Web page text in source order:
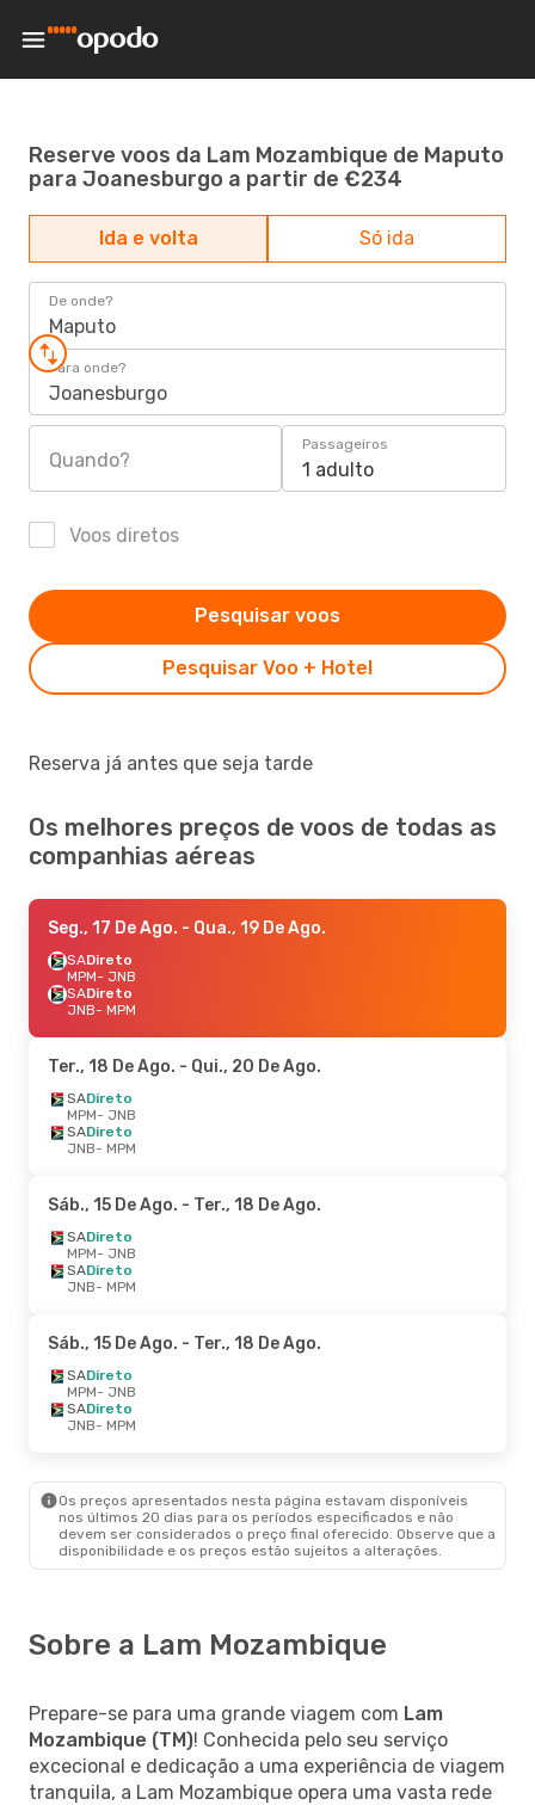
Reserve voos da Lam Mozambique de Maputo
para Joanesburgo a partir de €234
Ida e volta Só ida
De onde?
Maputo
Para onde?
Joanesburgo
Quando?
Passageiros
1 adulto
Voos diretos
Pesquisar Voo + Hotel
Pesquisar voos
Reserva já antes que seja tarde
Os melhores preços de voos de todas as
companhias aéreas
Seg., 17 De Ago. - Qua., 19 De Ago.
SADireto
MPM- JNB
SADireto
JNB- MPM
Ter., 18 De Ago. - Qui., 20 De Ago.
SADireto
MPM- JNB
SADireto
JNB- MPM
Sáb., 15 De Ago. - Ter., 18 De Ago.
SADireto
MPM- JNB
SADireto
JNB- MPM
Sáb., 15 De Ago. - Ter., 18 De Ago.
SADireto
MPM- JNB
SADireto
JNB- MPM
Os preços apresentados nesta página estavam disponíveis
nos últimos 20 dias para os períodos especificados e não
devem ser considerados o preço final oferecido. Observe que a
disponibilidade e os preços estão sujeitos a alterações.
Sobre a Lam Mozambique
Prepare-se para uma grande viagem com Lam
Mozambique (TM)! Conhecida pelo seu serviço
excecional e dedicação a uma experiência de viagem
tranquila, a Lam Mozambique opera uma vasta rede